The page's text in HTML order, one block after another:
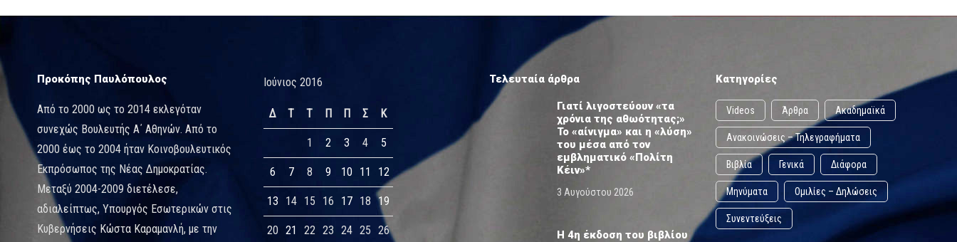
Προκόπης Παυλόπουλος
Από το 2000 ως το 2014 εκλεγόταν
συνεχώς Βουλευτής Α΄ Αθηνών. Από το
2000 έως το 2004 ήταν Κοινοβουλευτικός
Εκπρόσωπος της Νέας Δημοκρατίας.
Μεταξύ 2004-2009 διετέλεσε,
αδιαλείπτως, Υπουργός Εσωτερικών στις
Κυβερνήσεις Κώστα Καραμανλή, με την
Ιούνιος 2016
Δ Τ Τ Π Π Σ Κ
1 2 3 4 5
6 7 8 9 10 11 12
13 14 15 16 17 18 19
20 21 22 23 24 25 26
Τελευταία άρθρα
Γιατί λιγοστεύουν «τα
χρόνια της αθωότητας;»
Το «αίνιγμα» και η «λύση»
του μέσα από τον
εμβληματικό «Πολίτη
Κέιν»*
3 Αυγούστου 2026
Η 4η έκδοση του βιβλίου
Κατηγορίες
Videos Άρθρα Ακαδημαϊκά
Ανακοινώσεις – Τηλεγραφήματα
Βιβλία Γενικά Διάφορα
Μηνύματα Ομιλίες – Δηλώσεις
Συνεντεύξεις